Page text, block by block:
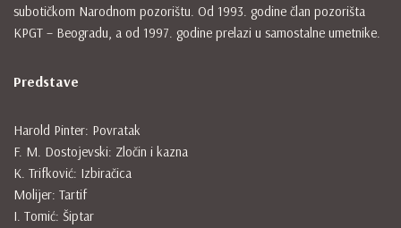
subotičkom Narodnom pozorištu. Od 1993. godine član pozorišta
KPGT – Beogradu, a od 1997. godine prelazi u samostalne umetnike.
Predstave
Harold Pinter: Povratak
F. M. Dostojevski: Zločin i kazna
K. Trifković: Izbiračica
Molijer: Tartif
I. Tomić: Šiptar